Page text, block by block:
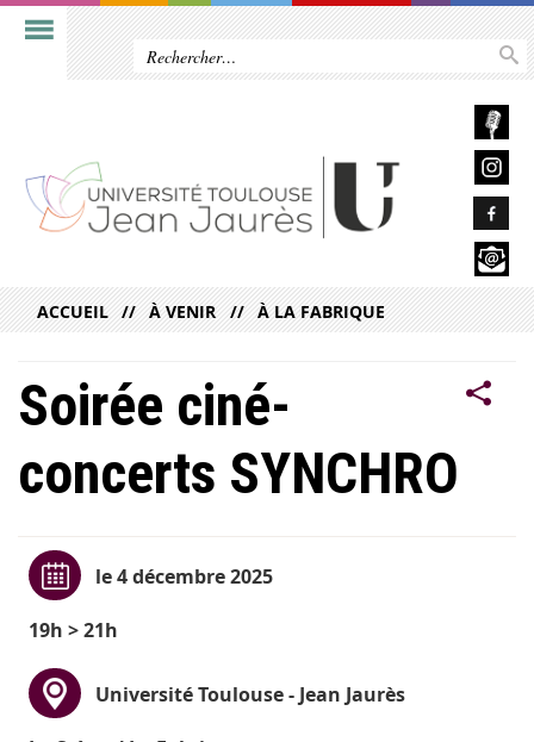
ACCUEIL À VENIR À LA FABRIQUE
Soirée ciné-
concerts SYNCHRO
le 4 décembre 2025
19h > 21h
Université Toulouse - Jean Jaurès